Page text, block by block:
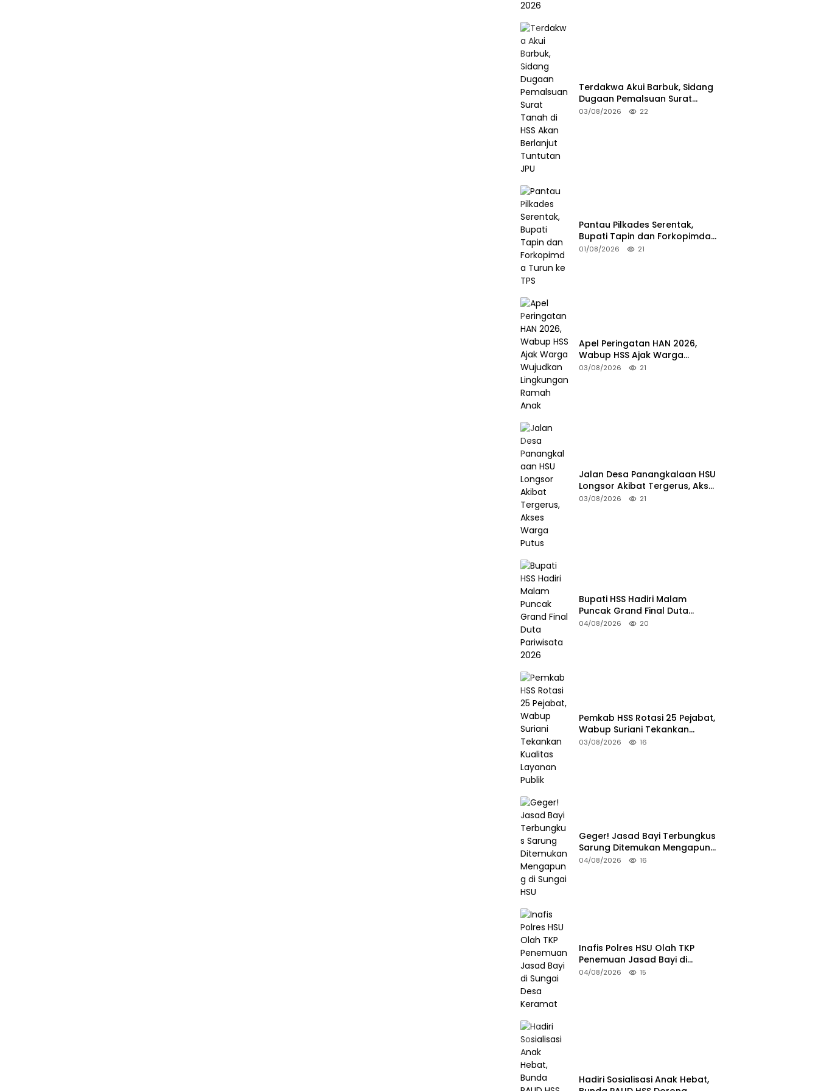
Terdakwa Akui Barbuk, Sidang
Dugaan Pemalsuan Surat
Tanah di HSS Akan Berlanjut
03/08/2026 22
Pantau Pilkades Serentak,
Bupati Tapin dan Forkopimda
Turun ke TPS
01/08/2026 21
Apel Peringatan HAN 2026,
Wabup HSS Ajak Warga
Wujudkan Lingkungan Ramah
03/08/2026 21
Jalan Desa Panangkalaan HSU
Longsor Akibat Tergerus, Akses
Warga Putus
03/08/2026 21
Bupati HSS Hadiri Malam
Puncak Grand Final Duta
Pariwisata 2026
04/08/2026 20
Pemkab HSS Rotasi 25 Pejabat,
Wabup Suriani Tekankan
Kualitas Layanan Publik
03/08/2026 16
Geger! Jasad Bayi Terbungkus
Sarung Ditemukan Mengapung
di Sungai HSU
04/08/2026 16
Inafis Polres HSU Olah TKP
Penemuan Jasad Bayi di
Sungai Desa Keramat
04/08/2026 15
Hadiri Sosialisasi Anak Hebat,